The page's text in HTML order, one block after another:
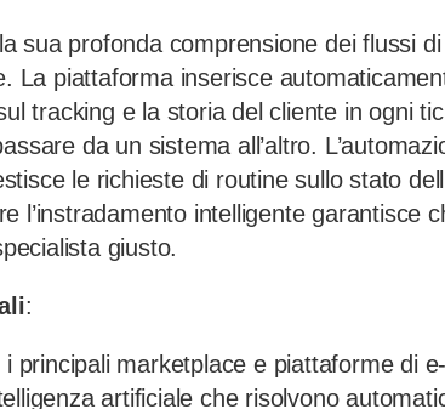
sua profonda comprensione dei flussi
La piattaforma inserisce
tracking e la storia del cliente in ogni
da un sistema all’altro.
le richieste di routine sullo stato
l’instradamento intelligente garantisce
giusto.
:
principali marketplace e piattaforme di
artificiale che risolvono